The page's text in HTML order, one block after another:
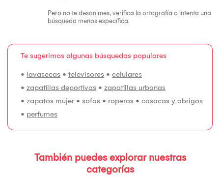
Pero no te desanimes, verifica la ortografía o intenta una
búsqueda menos específica.
Te sugerimos algunas búsquedas populares
• lavasecas • televisores • celulares
• zapatillas deportivas • zapatillas urbanas
• zapatos mujer • sofas • roperos • casacas y abrigos
• perfumes
También puedes explorar nuestras
categorías